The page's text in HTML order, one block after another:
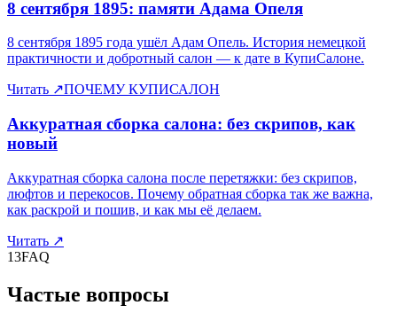
8 сентября 1895: памяти Адама Опеля
8 сентября 1895 года ушёл Адам Опель. История немецкой
практичности и добротный салон — к дате в КупиСалоне.
Читать ↗ПОЧЕМУ КУПИСАЛОН
Аккуратная сборка салона: без скрипов, как
новый
Аккуратная сборка салона после перетяжки: без скрипов,
люфтов и перекосов. Почему обратная сборка так же важна,
как раскрой и пошив, и как мы её делаем.
Читать ↗
13FAQ
Частые вопросы